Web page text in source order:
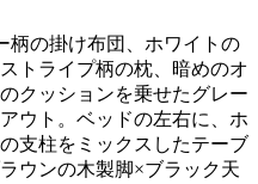
柄の掛け布団、ホワイトの
トライプ柄の枕、暗めのオ
クッションを乗せたグレー
ウト。ベッドの左右に、ホ
支柱をミックスしたテーブ
ウンの木製脚×ブラック天